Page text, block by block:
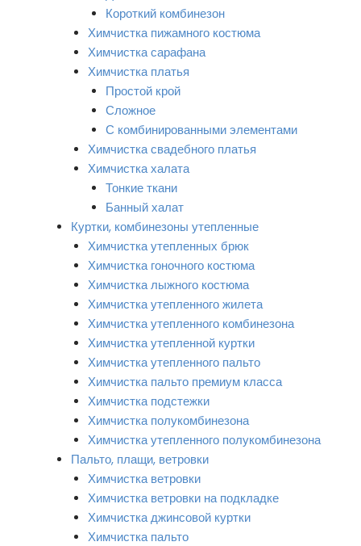
Короткий комбинезон
Химчистка пижамного костюма
Химчистка сарафана
Химчистка платья
Простой крой
Сложное
С комбинированными элементами
Химчистка свадебного платья
Химчистка халата
Тонкие ткани
Банный халат
Куртки, комбинезоны утепленные
Химчистка утепленных брюк
Химчистка гоночного костюма
Химчистка лыжного костюма
Химчистка утепленного жилета
Химчистка утепленного комбинезона
Химчистка утепленной куртки
Химчистка утепленного пальто
Химчистка пальто премиум класса
Химчистка подстежки
Химчистка полукомбинезона
Химчистка утепленного полукомбинезона
Пальто, плащи, ветровки
Химчистка ветровки
Химчистка ветровки на подкладке
Химчистка джинсовой куртки
Химчистка пальто